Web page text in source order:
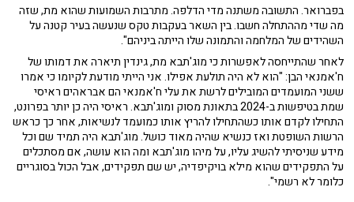
בפברואר. התשובה משתנה מדי הדלפה. מתרבות השמועות שהוא מת, שזה
מה שדי מההתחלה חשבו. בין השאר בעקבות טקס שנעשה בעיר קטנה על
השהידים של המלחמה והתמונה שלו הייתה ביניהם".
לאחר שהתייחסה לאפשרות כי מוג'תבא מת, גינדין תיארה את דמותו של
ח'אמנאי הבן: "הוא לא היה תולעת אפילו. אני הייתי מודעת לקיומו כי אמרו
ששני המועמדים המובילים לרשת את עלי ח'אמנאי הם אבראהים ראיסי
שמת בטיפשות ב-2024 בתאונת מסוק ומוג'תבא. ראיסי היה כן יותר בפרונט,
התחילו לקדם אותו כשהתחילו להריץ אותו כמועמד לנשיאות, אחר כך כראש
הרשות השופטת ואז כנשיא שהיה מאוד כושל. מוג'תבא היה תמיד שם וכל
מידע שניסיתי להשיג עליו, על מיהו מוג'תבא ומה הוא עושה, אם מסתכלים
על התפקידים שהוא מילא בויקיפדיה, יש שם תפקידים, אבל הכול בסוגריים
כלומר לא רשמי".